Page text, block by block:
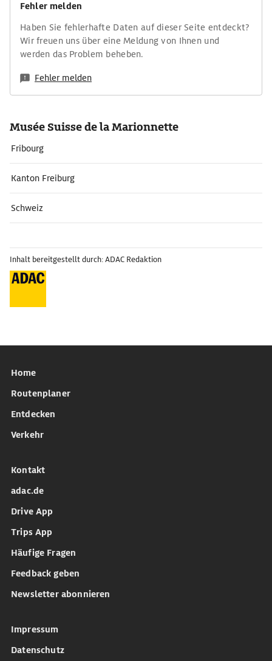
Fehler melden
Haben Sie fehlerhafte Daten auf dieser Seite entdeckt?
Wir freuen uns über eine Meldung von Ihnen und
werden das Problem beheben.
Fehler melden
Musée Suisse de la Marionnette
Fribourg
Kanton Freiburg
Schweiz
Inhalt bereitgestellt durch: ADAC Redaktion
Home
Routenplaner
Entdecken
Verkehr
Kontakt
adac.de
Drive App
Trips App
Häufige Fragen
Feedback geben
Newsletter abonnieren
Impressum
Datenschutz